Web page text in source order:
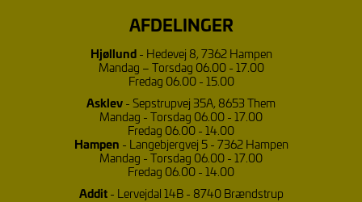
AFDELINGER
Hjøllund- Hedevej 8, 7362 Hampen
Mandag – Torsdag 06.00 - 17.00
Fredag 06.00 - 15.00
Asklev- Sepstrupvej 35A, 8653 Them
Mandag - Torsdag 06.00 - 17.00
Fredag 06.00 - 14.00
Hampen - Langebjergvej 5 - 7362 Hampen
Mandag - Torsdag 06.00 - 17.00
Fredag 06.00 - 14.00
Addit- Lervejdal 14B - 8740 Brændstrup